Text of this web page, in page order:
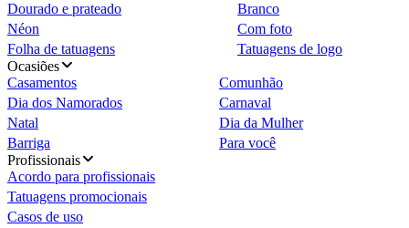
Dourado e prateado
Branco
Néon
Com foto
Folha de tatuagens
Tatuagens de logo
Ocasiões
Casamentos
Comunhão
Dia dos Namorados
Carnaval
Natal
Dia da Mulher
Barriga
Para você
Profissionais
Acordo para profissionais
Tatuagens promocionais
Casos de uso